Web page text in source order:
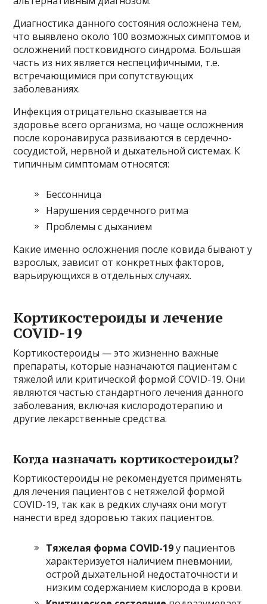
Диагностика данного состояния осложнена тем,
что выявлено около 100 возможных симптомов и
осложнений постковидного синдрома. Большая
часть из них является неспецифичными, т.е.
встречающимися при сопутствующих
заболеваниях.
Инфекция отрицательно сказывается на
здоровье всего организма, но чаще осложнения
после коронавируса развиваются в сердечно-
сосудистой, нервной и дыхательной системах. К
типичным симптомам относятся:
Бессонница
Нарушения сердечного ритма
Проблемы с дыханием
Какие именно осложнения после ковида бывают у
взрослых, зависит от конкретных факторов,
варьирующихся в отдельных случаях.
Кортикостероиды и лечение
COVID-19
Кортикостероиды — это жизненно важные
препараты, которые назначаются пациентам с
тяжелой или критической формой COVID-19. Они
являются частью стандартного лечения данного
заболевания, включая кислородотерапию и
другие лекарственные средства.
Когда назначать кортикостероиды?
Кортикостероиды не рекомендуется применять
для лечения пациентов с нетяжелой формой
COVID-19, так как в редких случаях они могут
нанести вред здоровью таких пациентов.
Тяжелая форма COVID-19у пациентов
характеризуется наличием пневмонии,
острой дыхательной недостаточности и
низким содержанием кислорода в крови.